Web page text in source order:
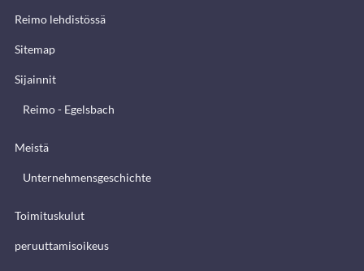
Reimo lehdistössä
Sitemap
Sijainnit
Reimo - Egelsbach
Meistä
Unternehmensgeschichte
Toimituskulut
peruuttamisoikeus